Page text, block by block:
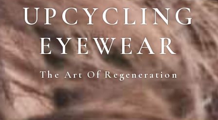
UPCYCLING
EYEWEAR
The Art Of Regeneration